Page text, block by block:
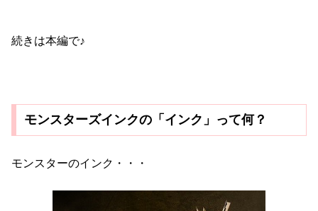
続きは本編で♪
モンスターズインクの「インク」って何？
モンスターのインク・・・